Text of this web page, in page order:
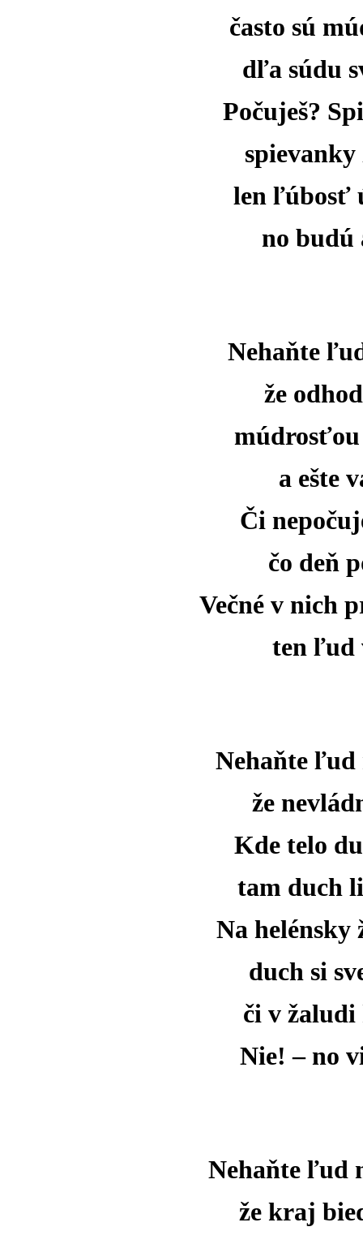
často sú
dľa súdu
Počuješ?
len ľúbosť
no budú
Nehaňte
že
múdrosťou
a ešte
Či
čo deň
Večné v nich
ten ľud
Nehaňte ľud
že
Kde telo
tam duch
Na helénsky
duch si
či v
Nie! – no
Nehaňte ľud
že kraj